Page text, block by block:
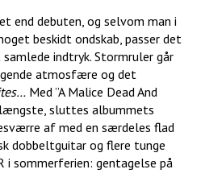
end debuten, og selvom man i
beskidt ondskab, passer det
indtryk. Stormruler går
atmosfære og det
Med ”A Malice Dead And
sluttes albummets
af med en særdeles flad
dobbeltguitar og flere tunge
sommerferien: gentagelse på